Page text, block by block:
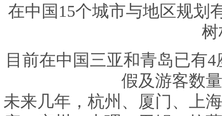
在中国15个城市与地区规划
目前在中国三亚和青岛已有
假及游客数
未来几年，杭州、厦门、上